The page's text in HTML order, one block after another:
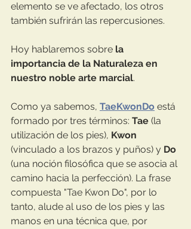
elemento se ve afectado, los otros
también sufrirán las repercusiones.
Hoy hablaremos sobre la
importancia de la Naturaleza en
nuestro noble arte marcial.
Como ya sabemos, TaeKwonDo está
formado por tres términos: Tae (la
utilización de los pies), Kwon
(vinculado a los brazos y puños) y Do
(una noción filosófica que se asocia al
camino hacia la perfección). La frase
compuesta "Tae Kwon Do", por lo
tanto, alude al uso de los pies y las
manos en una técnica que, por